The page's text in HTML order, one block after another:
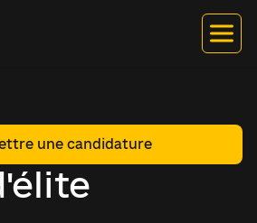
une candidature